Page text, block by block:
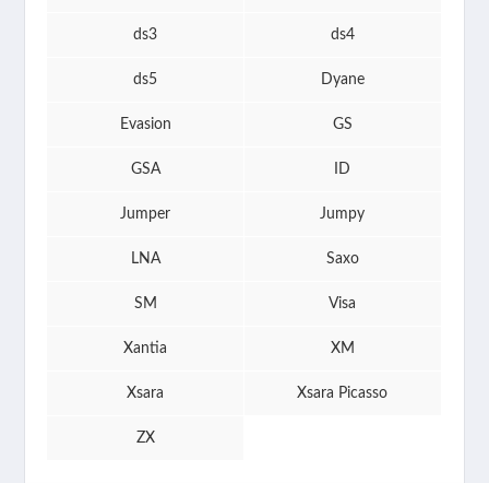
ds3 ds4
ds5 Dyane
Evasion GS
GSA ID
Jumper Jumpy
LNA Saxo
SM Visa
Xantia XM
Xsara Xsara Picasso
ZX